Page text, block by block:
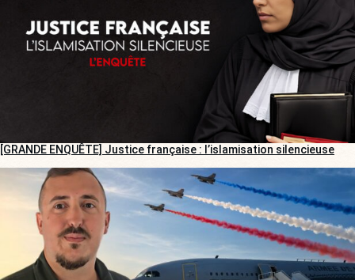
[GRANDE ENQUÊTE] Justice française : l’islamisation silencieuse